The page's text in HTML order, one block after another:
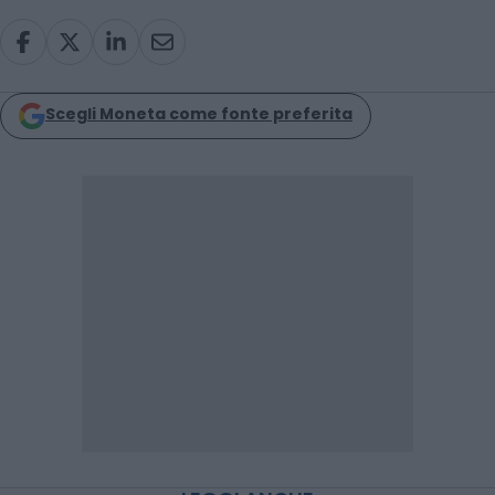
Scegli Moneta come fonte preferita